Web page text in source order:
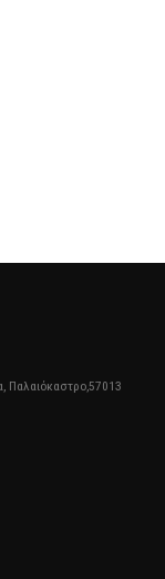
Παλαιόκαστρο,57013